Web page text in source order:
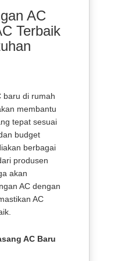
AC
Terbaik
baru di rumah
membantu
tepat sesuai
budget
berbagai
produsen
akan
AC dengan
AC
AC Baru